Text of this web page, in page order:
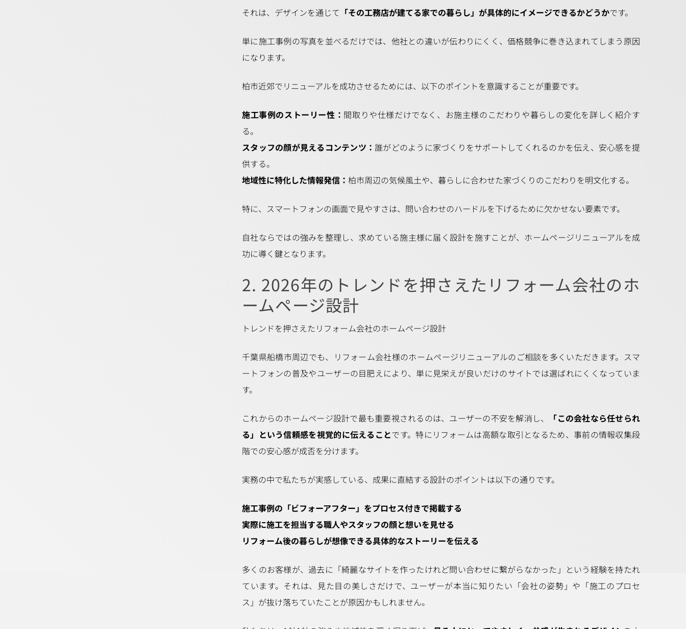
それは、デザインを通じて 「その工務店が建てる家での暮らし」が具体的にイメージできるかどうかです。
単に施工事例の写真を並べるだけでは、他社との違いが伝わりにくく、価格競争に巻き込まれてしまう原因
になります。
柏市近郊でリニューアルを成功させるためには、以下のポイントを意識することが重要です。
施工事例のストーリー性： 間取りや仕様だけでなく、お施主様のこだわりや暮らしの変化を詳しく紹介す
る。
スタッフの顔が見えるコンテンツ：誰がどのように家づくりをサポートしてくれるのかを伝え、安心感を提
供する。
地域性に特化した情報発信： 柏市周辺の気候風土や、暮らしに合わせた家づくりのこだわりを明文化する。
特に、スマートフォンの画面で見やすさは、問い合わせのハードルを下げるために欠かせない要素です。
自社ならではの強みを整理し、求めている施主様に届く設計を施すことが、ホームページリニューアルを成
功に導く鍵となります。
2. 2026年のトレンドを押さえたリフォーム会社のホ
ームページ設計
トレンドを押さえたリフォーム会社のホームページ設計
千葉県船橋市周辺でも、リフォーム会社様のホームページリニューアルのご相談を多くいただきます。スマ
ートフォンの普及やユーザーの目肥えにより、単に見栄えが良いだけのサイトでは選ばれにくくなっていま
す。
これからのホームページ設計で最も重要視されるのは、ユーザーの不安を解消し、
「この会社なら任せられ
る」という信頼感を視覚的に伝えることです。特にリフォームは高額な取引となるため、事前の情報収集段
階での安心感が成否を分けます。
実務の中で私たちが実感している、成果に直結する設計のポイントは以下の通りです。
施工事例の「ビフォーアフター」をプロセス付きで掲載する
実際に施工を担当する職人やスタッフの顔と想いを見せる
リフォーム後の暮らしが想像できる具体的なストーリーを伝える
多くのお客様が、過去に「綺麗なサイトを作ったけれど問い合わせに繋がらなかった」という経験を持たれ
ています。それは、見た目の美しさだけで、ユーザーが本当に知りたい「会社の姿勢」や「施工のプロセ
ス」が抜け落ちていたことが原因かもしれません。